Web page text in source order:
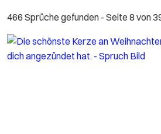
466 Sprüche gefunden - Seite 8 von